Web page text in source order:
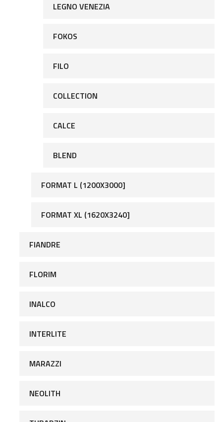
LEGNO VENEZIA
FOKOS
FILO
COLLECTION
CALCE
BLEND
FORMAT L (1200X3000]
FORMAT XL (1620X3240]
FIANDRE
FLORIM
INALCO
INTERLITE
MARAZZI
NEOLITH